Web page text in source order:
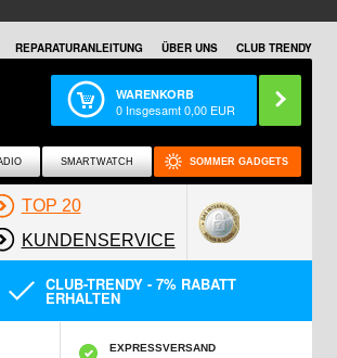
REPARATURANLEITUNG ÜBER UNS CLUB TRENDY
WARENKORB
0 Insgesamt0,00 EUR
SMARTWATCH SOMMER GADGETS
TOP 20
KUNDENSERVICE
CLUB-TRENDY - 7% RABATT
ERHALTEN
EXPRESSVERSAND